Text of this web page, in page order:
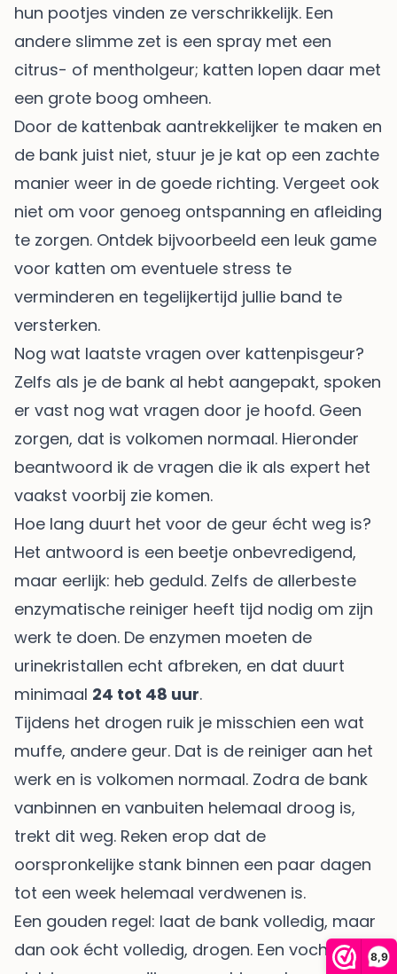
8,9
hun pootjes vinden ze verschrikkelijk. Een
andere slimme zet is een spray met een
citrus- of mentholgeur; katten lopen daar met
een grote boog omheen.
Door de kattenbak aantrekkelijker te maken en
de bank juist niet, stuur je je kat op een zachte
manier weer in de goede richting. Vergeet ook
niet om voor genoeg ontspanning en afleiding
te zorgen. Ontdek bijvoorbeeld een leuk game
voor katten om eventuele stress te
verminderen en tegelijkertijd jullie band te
versterken.
Nog wat laatste vragen over kattenpisgeur?
Zelfs als je de bank al hebt aangepakt, spoken
er vast nog wat vragen door je hoofd. Geen
zorgen, dat is volkomen normaal. Hieronder
beantwoord ik de vragen die ik als expert het
vaakst voorbij zie komen.
Hoe lang duurt het voor de geur écht weg is?
Het antwoord is een beetje onbevredigend,
maar eerlijk: heb geduld. Zelfs de allerbeste
enzymatische reiniger heeft tijd nodig om zijn
werk te doen. De enzymen moeten de
urinekristallen echt afbreken, en dat duurt
minimaal 24 tot 48 uur.
Tijdens het drogen ruik je misschien een wat
muffe, andere geur. Dat is de reiniger aan het
werk en is volkomen normaal. Zodra de bank
vanbinnen en vanbuiten helemaal droog is,
trekt dit weg. Reken erop dat de
oorspronkelijke stank binnen een paar dagen
tot een week helemaal verdwenen is.
Een gouden regel: laat de bank volledig, maar
dan ook écht volledig, drogen. Een vochtige